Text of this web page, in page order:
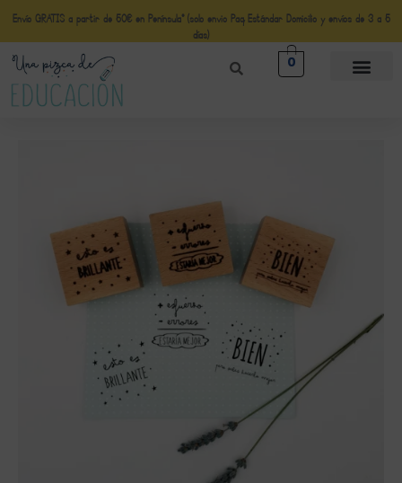
Envío GRATIS a partir de 50€ en Península* (solo envio Paq Estándar Domicilio y envíos de 3 a 5
días)
0